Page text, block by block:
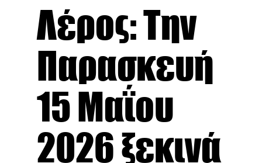
Λέρος: Την
Παρασκευή
15 Μαΐου
2026 ξεκινά